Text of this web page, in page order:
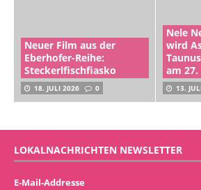
Neuer Film aus der
Eberhofer-Reihe:
Steckerlfischfiasko
18. JULI 2026 0
Nele
wird
am
13.
LOKALNACHRICHTEN NEWSLETTER
E-Mail-Addresse